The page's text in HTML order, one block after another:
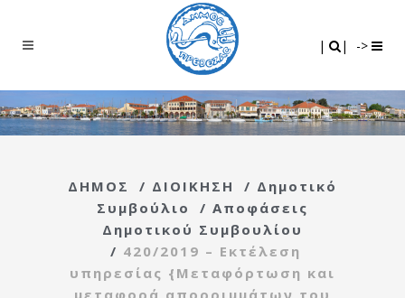
| | ->
ΔΗΜΟΣ / ΔΙΟΙΚΗΣΗ / Δημοτικό
Συμβούλιο
/ Αποφάσεις
Δημοτικού Συμβουλίου
/ 420/2019 – Εκτέλεση
υπηρεσίας {Μεταφόρτωση και
μεταφορά απορριμμάτων του